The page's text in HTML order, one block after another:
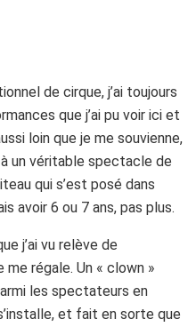
de cirque, j’ai toujours
que j’ai pu voir ici et
loin que je me souvienne,
un véritable spectacle de
qui s’est posé dans
avoir 6 ou 7 ans, pas plus.
j’ai vu relève de
me régale. Un « clown »
les spectateurs en
et fait en sorte que